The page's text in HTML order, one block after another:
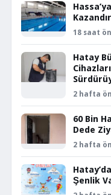
18 saat
Hatay
2 hafta
60 Bin
Dede
2 hafta
Şenlik